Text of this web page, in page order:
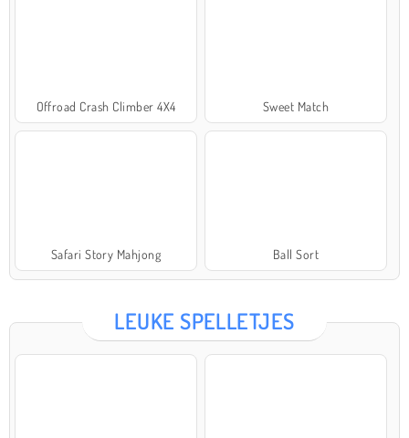
Offroad Crash Climber 4X4 Sweet Match
Safari Story Mahjong Ball Sort
LEUKE SPELLETJES